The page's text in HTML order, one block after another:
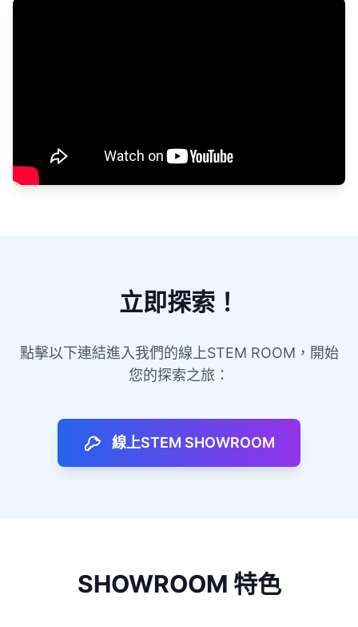
立即探索！
點擊以下連結進入我們的線上STEM ROOM，開始
您的探索之旅：
線上STEM SHOWROOM
SHOWROOM 特色